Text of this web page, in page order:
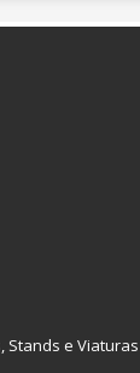
Stands e Viaturas